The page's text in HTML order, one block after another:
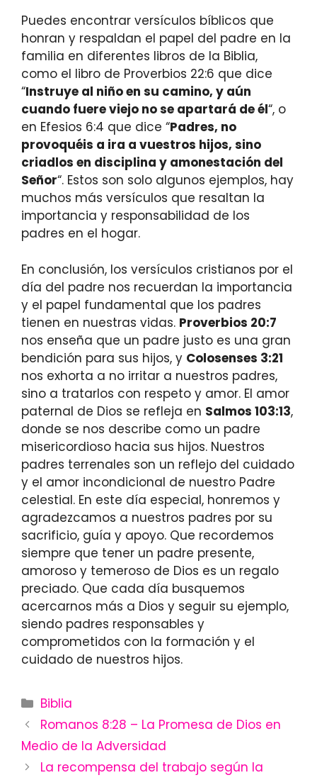
Puedes encontrar versículos bíblicos que
honran y respaldan el papel del padre en la
familia en diferentes libros de la Biblia,
como el libro de Proverbios 22:6 que dice
“Instruye al niño en su camino, y aún
cuando fuere viejo no se apartará de él“, o
en Efesios 6:4 que dice “Padres, no
provoquéis a ira a vuestros hijos, sino
criadlos en disciplina y amonestación del
Señor“. Estos son solo algunos ejemplos, hay
muchos más versículos que resaltan la
importancia y responsabilidad de los
padres en el hogar.
En conclusión, los versículos cristianos por el
día del padre nos recuerdan la importancia
y el papel fundamental que los padres
tienen en nuestras vidas. Proverbios 20:7
nos enseña que un padre justo es una gran
bendición para sus hijos, y Colosenses 3:21
nos exhorta a no irritar a nuestros padres,
sino a tratarlos con respeto y amor. El amor
paternal de Dios se refleja en Salmos 103:13,
donde se nos describe como un padre
misericordioso hacia sus hijos. Nuestros
padres terrenales son un reflejo del cuidado
y el amor incondicional de nuestro Padre
celestial. En este día especial, honremos y
agradezcamos a nuestros padres por su
sacrificio, guía y apoyo. Que recordemos
siempre que tener un padre presente,
amoroso y temeroso de Dios es un regalo
preciado. Que cada día busquemos
acercarnos más a Dios y seguir su ejemplo,
siendo padres responsables y
comprometidos con la formación y el
cuidado de nuestros hijos.
Categories
Biblia
Romanos 8:28 – La Promesa de Dios en
Medio de la Adversidad
La recompensa del trabajo según la